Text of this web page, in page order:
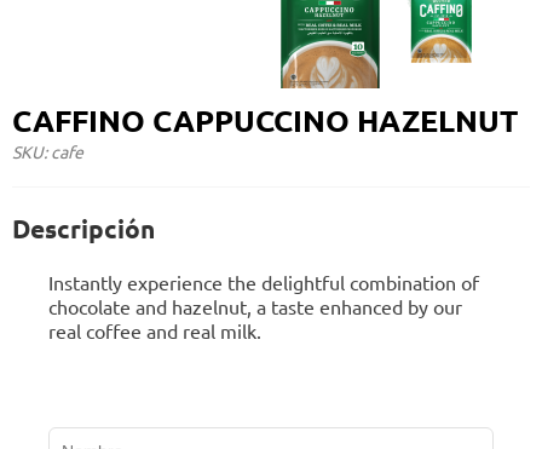
CAFFINO CAPPUCCINO HAZELNUT
SKU: cafe
Descripción
Instantly experience the delightful combination of
chocolate and hazelnut, a taste enhanced by our
real coffee and real milk.